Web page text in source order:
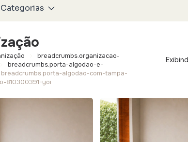
breadcrumbs.organizacao-
breadcrumbs.porta-algodao-e-
breadcrumbs.porta-algodao-com-tampa-
810300391-yoi